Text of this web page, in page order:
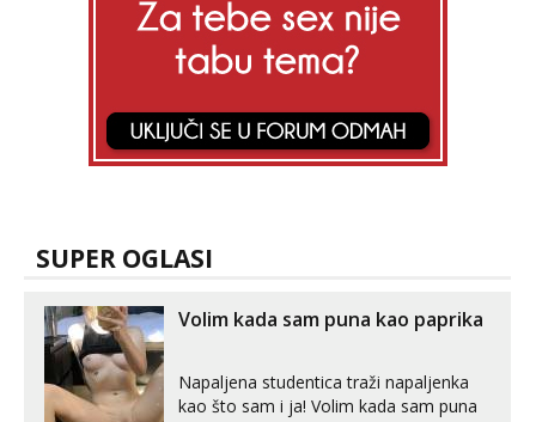
SUPER OGLASI
Volim kada sam puna kao paprika
Napaljena studentica traži napaljenka
kao što sam i ja! Volim kada sam puna